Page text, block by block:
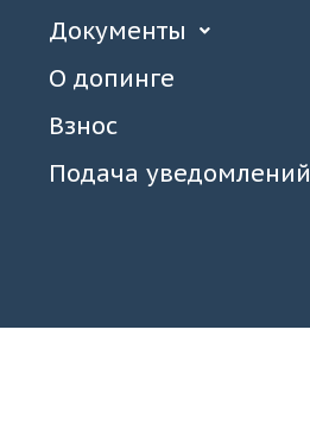
Документы
О допинге
Взнос
Подача уведомлений